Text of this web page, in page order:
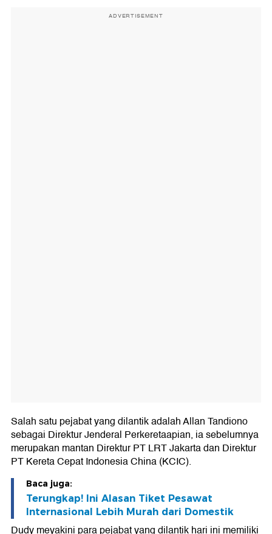
ADVERTISEMENT
Salah satu pejabat yang dilantik adalah Allan Tandiono
sebagai Direktur Jenderal Perkeretaapian, ia sebelumnya
merupakan mantan Direktur PT LRT Jakarta dan Direktur
PT Kereta Cepat Indonesia China (KCIC).
Baca juga:
Terungkap! Ini Alasan Tiket Pesawat
Internasional Lebih Murah dari Domestik
Dudy meyakini para pejabat yang dilantik hari ini memiliki